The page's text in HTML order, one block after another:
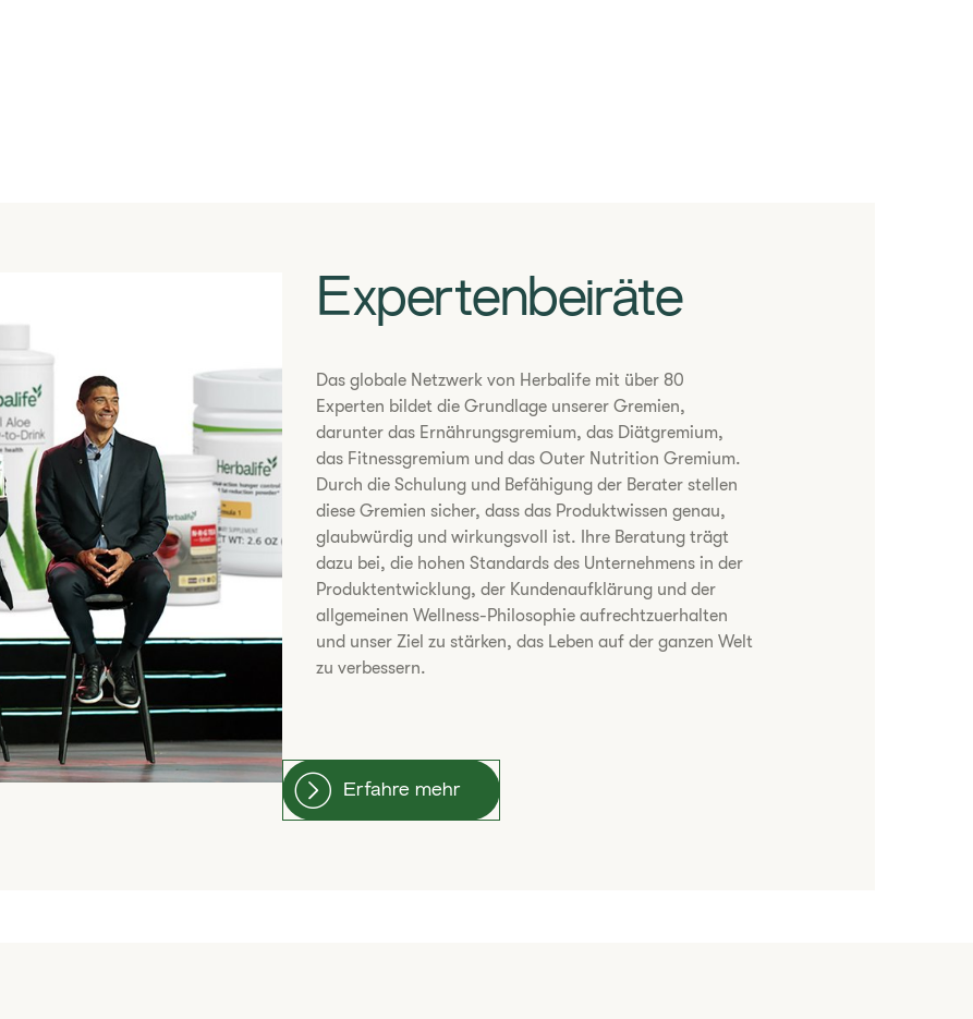
​Expertenbeiräte
​Das globale Netzwerk von Herbalife mit über 80
Experten bildet die Grundlage unserer Gremien,
darunter das Ernährungsgremium, das Diätgremium,
das Fitnessgremium und das Outer Nutrition Gremium.
Durch die Schulung und Befähigung der Berater stellen
diese Gremien sicher, dass das Produktwissen genau,
glaubwürdig und wirkungsvoll ist. Ihre Beratung trägt
dazu bei, die hohen Standards des Unternehmens in der
Produktentwicklung, der Kundenaufklärung und der
allgemeinen Wellness-Philosophie aufrechtzuerhalten
und unser Ziel zu stärken, das Leben auf der ganzen Welt
zu verbessern.
Erfahre mehr